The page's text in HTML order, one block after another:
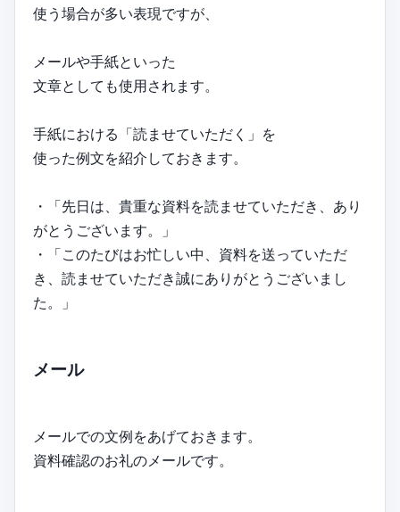
使う場合が多い表現ですが、
メールや手紙といった
文章としても使用されます。
手紙における「読ませていただく」を
使った例文を紹介しておきます。
・「先日は、貴重な資料を読ませていただき、あり
がとうございます。」
・「このたびはお忙しい中、資料を送っていただ
き、読ませていただき誠にありがとうございまし
た。」
メール
メールでの文例をあげておきます。
資料確認のお礼のメールです。